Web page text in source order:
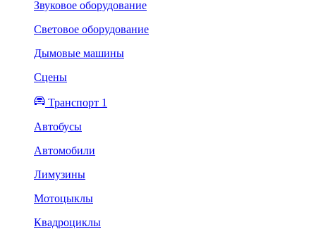
Звуковое оборудование
Световое оборудование
Дымовые машины
Сцены
Транспорт 1
Автобусы
Автомобили
Лимузины
Мотоцыклы
Квадроциклы